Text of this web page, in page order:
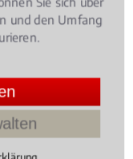
von ihrer
Therapie
Gerichtsurteil aber
und den Umfang